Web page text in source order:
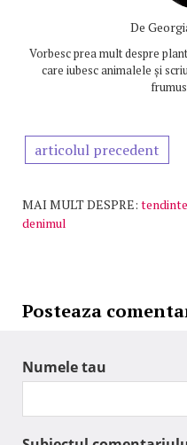
De
Vorbesc prea mult despre
care iubesc animalele și
articolul precedent
MAI MULT DESPRE: tendinte
denimul
Posteaza
Numele tau